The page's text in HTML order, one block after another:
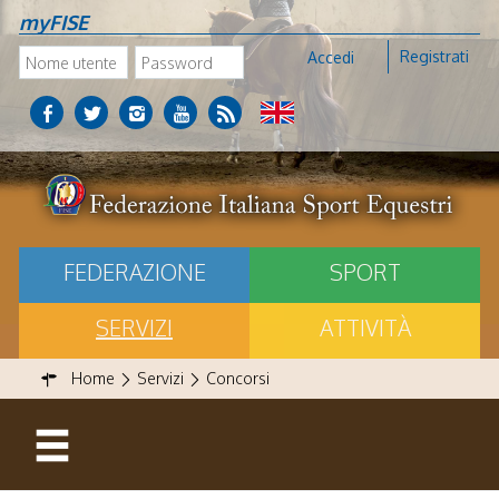
myFISE
Accedi Registrati
FEDERAZIONE
SPORT
SERVIZI
ATTIVITÀ
Home Servizi Concorsi